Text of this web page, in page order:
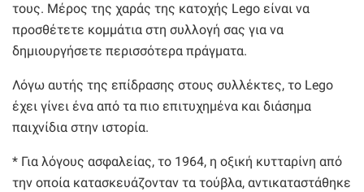
τους. Μέρος της χαράς της κατοχής Lego είναι να
προσθέτετε κομμάτια στη συλλογή σας για να
δημιουργήσετε περισσότερα πράγματα.
Λόγω αυτής της επίδρασης στους συλλέκτες, το Lego
έχει γίνει ένα από τα πιο επιτυχημένα και διάσημα
παιχνίδια στην ιστορία.
* Για λόγους ασφαλείας, το 1964, η οξική κυτταρίνη από
την οποία κατασκευάζονταν τα τούβλα, αντικαταστάθηκε